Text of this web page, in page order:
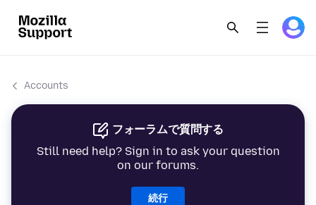
Accounts
フォーラムで質問する
Still need help? Sign in to ask your question
on our forums.
続行